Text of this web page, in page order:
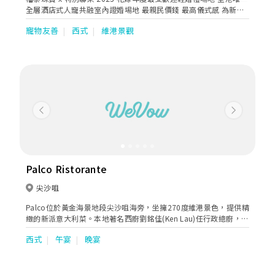
全層酒店式人寵共融室內證婚埸地 最親民價錢 最高儀式感 為新人
提供簡約而體面的夢中婚禮 一句我願意 結婚好EASY
寵物友善 西式 維港景觀
Previous Next
Palco Ristorante
尖沙咀
Palco位於黃金海景地段尖沙咀海旁，坐擁270度維港景色，提供精
緻的新派意大利菜。本地著名西廚劉銘佳(Ken Lau)任行政總廚，他
擁有逾30年入廚經驗，曾於半島酒店的多間餐廳任職，除了
Verandah、Chesa、Felix外，更在香港最具代表性的法國餐廳
西式 午宴 晚宴